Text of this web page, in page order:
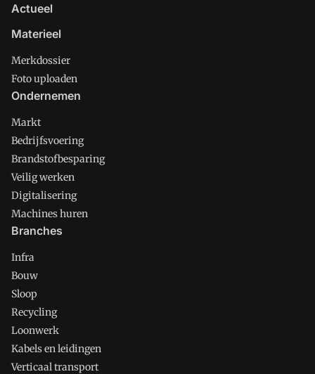
Actueel
Materieel
Merkdossier
Foto uploaden
Ondernemen
Markt
Bedrijfsvoering
Brandstofbesparing
Veilig werken
Digitalisering
Machines huren
Branches
Infra
Bouw
Sloop
Recycling
Loonwerk
Kabels en leidingen
Verticaal transport